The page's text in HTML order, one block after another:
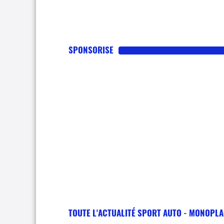
SPONSORISE
TOUTE L'ACTUALITÉ SPORT AUTO -